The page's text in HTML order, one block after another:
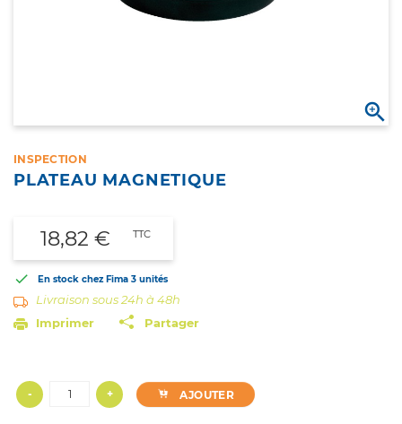

INSPECTION
PLATEAU MAGNETIQUE
18,82 € TTC
 En stock chez Fima 3 unités
Livraison sous 24h à 48h
Imprimer
Partager
- + AJOUTER